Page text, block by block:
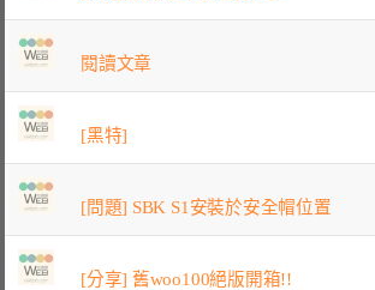
閱讀文章
[黑特]
[問題] SBK S1安裝於安全帽位置
[分享] 舊woo100絕版開箱!!